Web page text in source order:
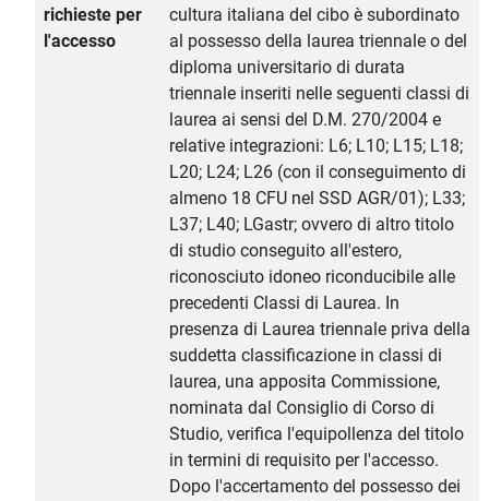
richieste per
l'accesso
cultura italiana del cibo è subordinato
al possesso della laurea triennale o del
diploma universitario di durata
triennale inseriti nelle seguenti classi di
laurea ai sensi del D.M. 270/2004 e
relative integrazioni: L6; L10; L15; L18;
L20; L24; L26 (con il conseguimento di
almeno 18 CFU nel SSD AGR/01); L33;
L37; L40; LGastr; ovvero di altro titolo
di studio conseguito all'estero,
riconosciuto idoneo riconducibile alle
precedenti Classi di Laurea. In
presenza di Laurea triennale priva della
suddetta classificazione in classi di
laurea, una apposita Commissione,
nominata dal Consiglio di Corso di
Studio, verifica l'equipollenza del titolo
in termini di requisito per l'accesso.
Dopo l'accertamento del possesso dei